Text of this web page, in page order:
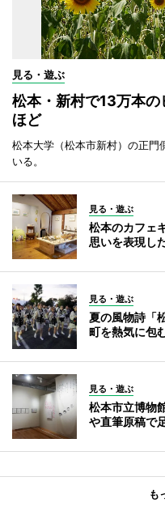
見る・遊ぶ
松本・新村で13万本
ほど
松本大学（松本市新村）の正門
いる。
見る・遊ぶ
松本のカフェ
思いを表現し
見る・遊ぶ
夏の風物詩「
町を熱気に包
見る・遊ぶ
松本市立博物
や直筆原稿で
も